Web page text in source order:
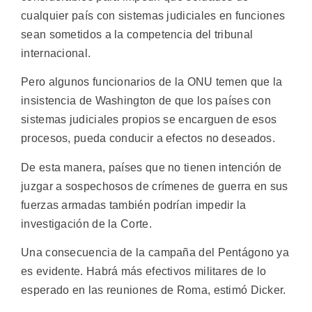
cualquier país con sistemas judiciales en funciones
sean sometidos a la competencia del tribunal
internacional.
Pero algunos funcionarios de la ONU temen que la
insistencia de Washington de que los países con
sistemas judiciales propios se encarguen de esos
procesos, pueda conducir a efectos no deseados.
De esta manera, países que no tienen intención de
juzgar a sospechosos de crímenes de guerra en sus
fuerzas armadas también podrían impedir la
investigación de la Corte.
Una consecuencia de la campaña del Pentágono ya
es evidente. Habrá más efectivos militares de lo
esperado en las reuniones de Roma, estimó Dicker.